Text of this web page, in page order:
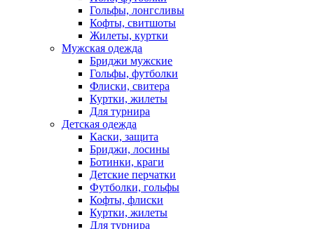
Гольфы, лонгсливы
Кофты, свитшоты
Жилеты, куртки
Мужская одежда
Бриджи мужские
Гольфы, футболки
Флиски, свитера
Куртки, жилеты
Для турнира
Детская одежда
Каски, защита
Бриджи, лосины
Ботинки, краги
Детские перчатки
Футболки, гольфы
Кофты, флиски
Куртки, жилеты
Для турнира